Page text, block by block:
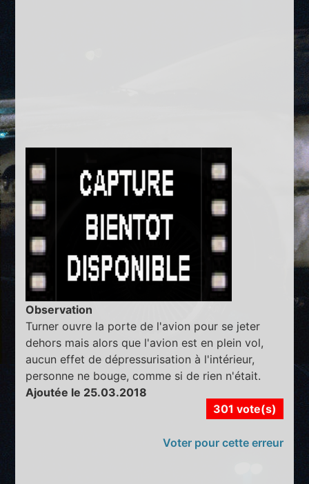
Observation
Turner ouvre la porte de l'avion pour se jeter
dehors mais alors que l'avion est en plein vol,
aucun effet de dépressurisation à l'intérieur,
personne ne bouge, comme si de rien n'était.
Ajoutée le 25.03.2018
301 vote(s)
Voter pour cette erreur